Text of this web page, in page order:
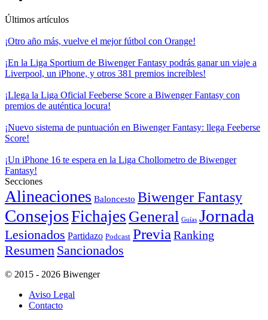
Últimos artículos
¡Otro año más, vuelve el mejor fútbol con Orange!
¡En la Liga Sportium de Biwenger Fantasy podrás ganar un viaje a
Liverpool, un iPhone, y otros 381 premios increíbles!
¡Llega la Liga Oficial Feeberse Score a Biwenger Fantasy con
premios de auténtica locura!
¡Nuevo sistema de puntuación en Biwenger Fantasy: llega Feeberse
Score!
¡Un iPhone 16 te espera en la Liga Chollometro de Biwenger
Fantasy!
Secciones
Alineaciones Baloncesto Biwenger Fantasy
ConsejosFichajes General Guías Jornada
Lesionados Partidazo Podcast Previa Ranking
Resumen Sancionados
© 2015 - 2026 Biwenger
Aviso Legal
Contacto